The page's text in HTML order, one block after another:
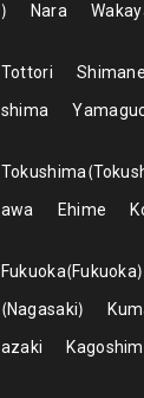
Nara
Tottori Shimane
shima
Tokushima
awa
Ehime
Fukuoka Fukuoka
Nagasaki
azaki